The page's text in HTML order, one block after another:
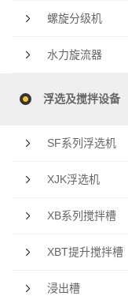
螺旋分级机
水力旋流器
浮选及搅拌设备
SF系列浮选机
XJK浮选机
XB系列搅拌槽
XBT提升搅拌槽
浸出槽